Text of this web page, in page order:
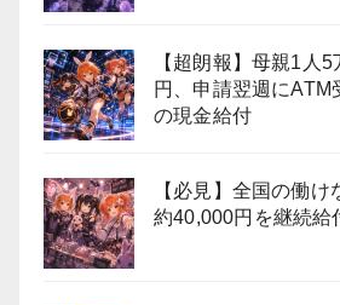
【超朗報】母親1人
円、申請翌週にATM
の現金給付
【必見】全国の働
約40,000円を継続給